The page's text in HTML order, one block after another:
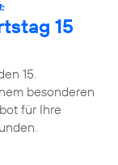
15
15.
besonderen
für Ihre